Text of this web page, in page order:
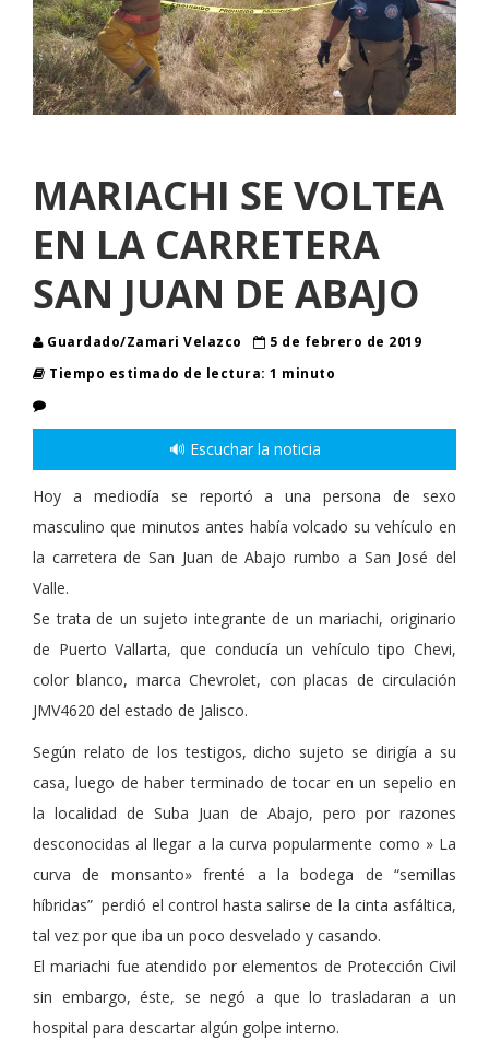
MARIACHI SE VOLTEA
EN LA CARRETERA
SAN JUAN DE ABAJO
Guardado/Zamari Velazco
5 de febrero de 2019
Tiempo estimado de lectura: 1 minuto
🔊 Escuchar la noticia
Hoy a mediodía se reportó a una persona de sexo
masculino que minutos antes había volcado su vehículo en
la carretera de San Juan de Abajo rumbo a San José del
Valle.
Se trata de un sujeto integrante de un mariachi, originario
de Puerto Vallarta, que conducía un vehículo tipo Chevi,
color blanco, marca Chevrolet, con placas de circulación
JMV4620 del estado de Jalisco.
Según relato de los testigos, dicho sujeto se dirigía a su
casa, luego de haber terminado de tocar en un sepelio en
la localidad de Suba Juan de Abajo, pero por razones
desconocidas al llegar a la curva popularmente como » La
curva de monsanto» frenté a la bodega de “semillas
híbridas” perdió el control hasta salirse de la cinta asfáltica,
tal vez por que iba un poco desvelado y casando.
El mariachi fue atendido por elementos de Protección Civil
sin embargo, éste, se negó a que lo trasladaran a un
hospital para descartar algún golpe interno.